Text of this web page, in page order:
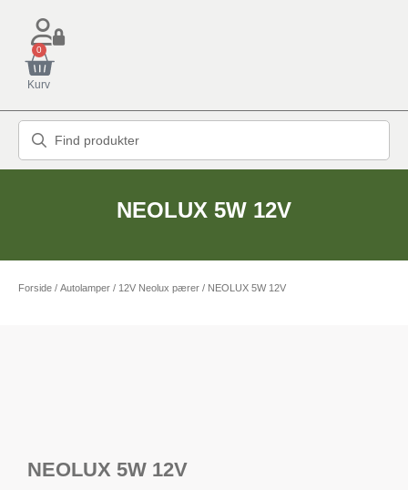
0
Kurv
NEOLUX 5W 12V
Forside / Autolamper / 12V Neolux pærer / NEOLUX 5W 12V
NEOLUX 5W 12V